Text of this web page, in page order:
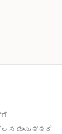
ಮಾಡುತ್ತದೆ